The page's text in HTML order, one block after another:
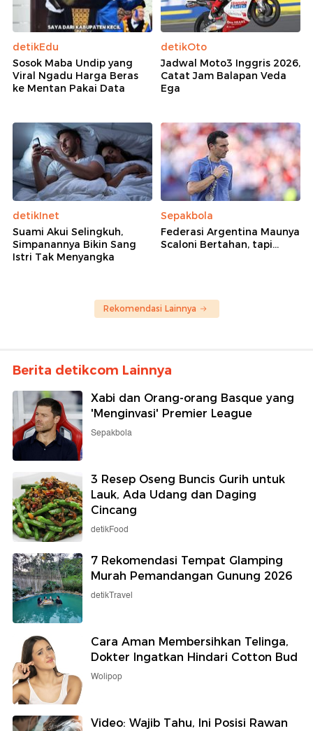
detikEdu
Sosok Maba Undip yang
Viral Ngadu Harga Beras
ke Mentan Pakai Data
detikOto
Jadwal Moto3 Inggris 2026,
Catat Jam Balapan Veda
Ega
detikInet
Suami Akui Selingkuh,
Simpanannya Bikin Sang
Istri Tak Menyangka
Sepakbola
Federasi Argentina Maunya
Scaloni Bertahan, tapi...
Rekomendasi Lainnya
Berita detikcom Lainnya
Xabi dan Orang-orang Basque yang
'Menginvasi' Premier League
Sepakbola
3 Resep Oseng Buncis Gurih untuk
Lauk, Ada Udang dan Daging
Cincang
detikFood
7 Rekomendasi Tempat Glamping
Murah Pemandangan Gunung 2026
detikTravel
Cara Aman Membersihkan Telinga,
Dokter Ingatkan Hindari Cotton Bud
Wolipop
Video: Wajib Tahu, Ini Posisi Rawan